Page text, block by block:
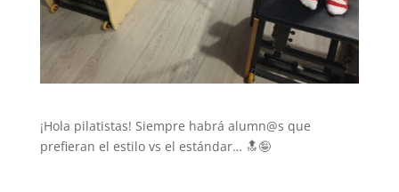
¡Hola pilatistas! Siempre habrá alumn@s que
prefieran el estilo vs el estándar… 🔝🤪